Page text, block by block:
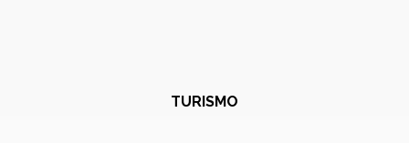
TURISMO